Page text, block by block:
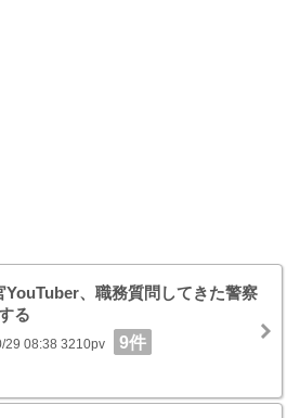
YouTuber、職務質問してきた警察
る
29 08:38 3210pv 9件